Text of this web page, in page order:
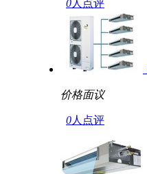
0人点评
价格面议
0人点评